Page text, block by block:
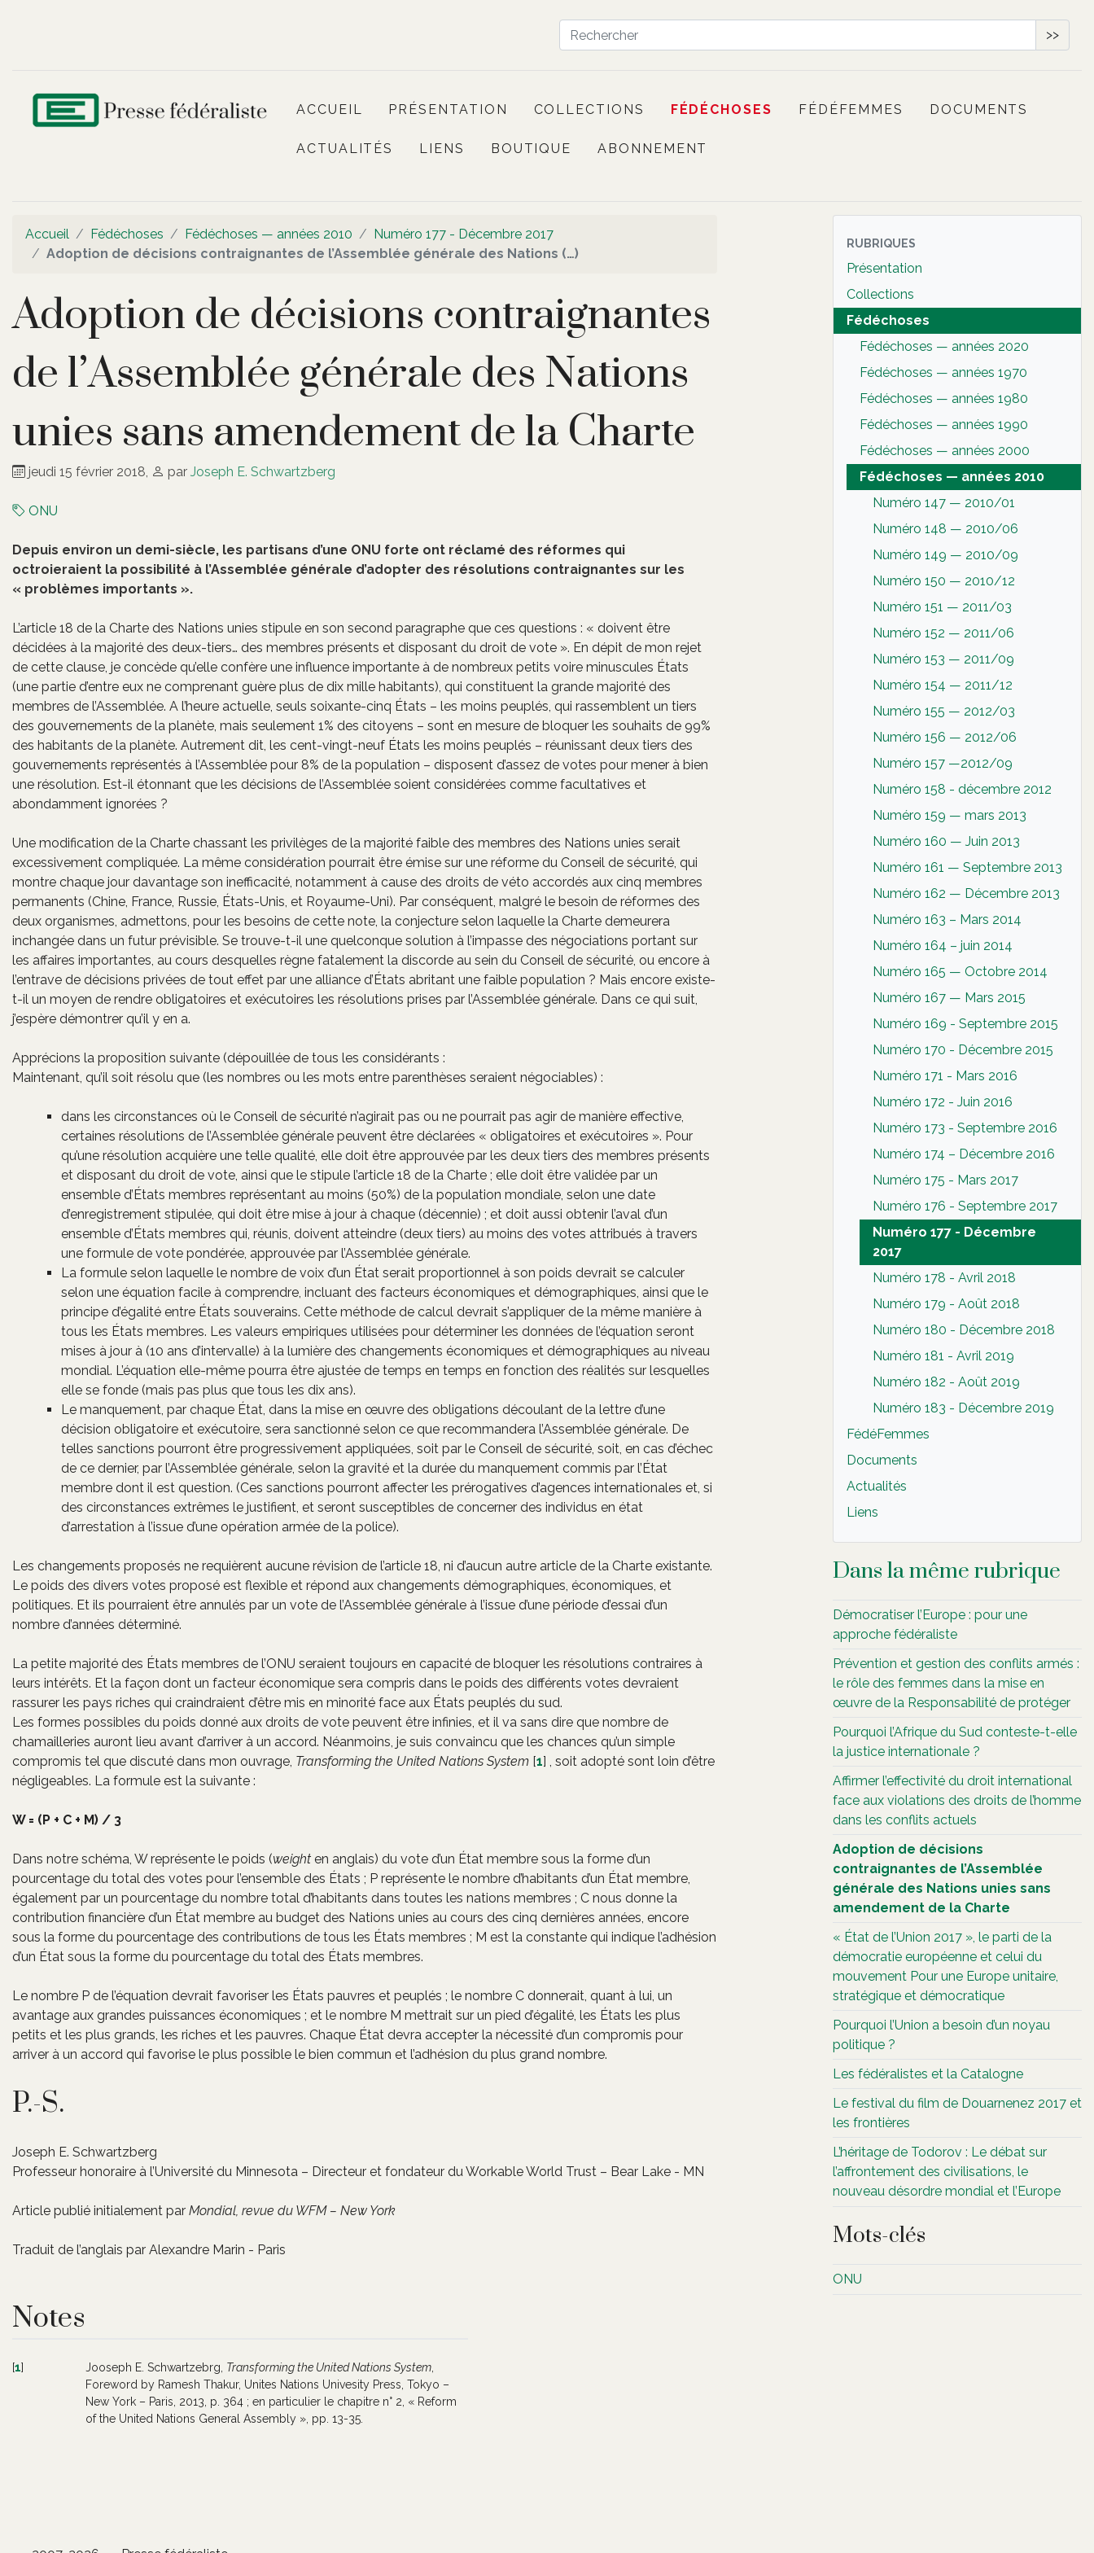
>>
ACCUEIL PRÉSENTATION COLLECTIONS FÉDÉCHOSES FÉDÉFEMMES DOCUMENTS
ACTUALITÉS LIENS BOUTIQUE ABONNEMENT
Accueil Fédéchoses Fédéchoses — années 2010
Numéro 177 - Décembre 2017
Adoption de décisions contraignantes de l’Assemblée générale des Nations (…)
Adoption de décisions contraignantes
de l’Assemblée générale des Nations
unies sans amendement de la Charte
jeudi 15 février 2018, par Joseph E. Schwartzberg
ONU
Depuis environ un demi-siècle, les partisans d’une ONU forte ont réclamé des réformes qui
octroieraient la possibilité à l’Assemblée générale d’adopter des résolutions contraignantes sur les
« problèmes importants ».
L’article 18 de la Charte des Nations unies stipule en son second paragraphe que ces questions : « doivent être
décidées à la majorité des deux-tiers… des membres présents et disposant du droit de vote ». En dépit de mon rejet
de cette clause, je concède qu’elle confère une influence importante à de nombreux petits voire minuscules États
(une partie d’entre eux ne comprenant guère plus de dix mille habitants), qui constituent la grande majorité des
membres de l’Assemblée. A l’heure actuelle, seuls soixante-cinq États – les moins peuplés, qui rassemblent un tiers
des gouvernements de la planète, mais seulement 1% des citoyens – sont en mesure de bloquer les souhaits de 99%
des habitants de la planète. Autrement dit, les cent-vingt-neuf États les moins peuplés – réunissant deux tiers des
gouvernements représentés à l’Assemblée pour 8% de la population – disposent d’assez de votes pour mener à bien
une résolution. Est-il étonnant que les décisions de l’Assemblée soient considérées comme facultatives et
abondamment ignorées ?
Une modification de la Charte chassant les privilèges de la majorité faible des membres des Nations unies serait
excessivement compliquée. La même considération pourrait être émise sur une réforme du Conseil de sécurité, qui
montre chaque jour davantage son inefficacité, notamment à cause des droits de véto accordés aux cinq membres
permanents (Chine, France, Russie, États-Unis, et Royaume-Uni). Par conséquent, malgré le besoin de réformes des
deux organismes, admettons, pour les besoins de cette note, la conjecture selon laquelle la Charte demeurera
inchangée dans un futur prévisible. Se trouve-t-il une quelconque solution à l’impasse des négociations portant sur
les affaires importantes, au cours desquelles règne fatalement la discorde au sein du Conseil de sécurité, ou encore à
l’entrave de décisions privées de tout effet par une alliance d’États abritant une faible population ? Mais encore existe-
t-il un moyen de rendre obligatoires et exécutoires les résolutions prises par l’Assemblée générale. Dans ce qui suit,
j’espère démontrer qu’il y en a.
Apprécions la proposition suivante (dépouillée de tous les considérants :
Maintenant, qu’il soit résolu que (les nombres ou les mots entre parenthèses seraient négociables) :
dans les circonstances où le Conseil de sécurité n’agirait pas ou ne pourrait pas agir de manière effective,
certaines résolutions de l’Assemblée générale peuvent être déclarées « obligatoires et exécutoires ». Pour
qu’une résolution acquière une telle qualité, elle doit être approuvée par les deux tiers des membres présents
et disposant du droit de vote, ainsi que le stipule l’article 18 de la Charte ; elle doit être validée par un
ensemble d’États membres représentant au moins (50%) de la population mondiale, selon une date
d’enregistrement stipulée, qui doit être mise à jour à chaque (décennie) ; et doit aussi obtenir l’aval d’un
ensemble d’États membres qui, réunis, doivent atteindre (deux tiers) au moins des votes attribués à travers
une formule de vote pondérée, approuvée par l’Assemblée générale.
La formule selon laquelle le nombre de voix d’un État serait proportionnel à son poids devrait se calculer
selon une équation facile à comprendre, incluant des facteurs économiques et démographiques, ainsi que le
principe d’égalité entre États souverains. Cette méthode de calcul devrait s’appliquer de la même manière à
tous les États membres. Les valeurs empiriques utilisées pour déterminer les données de l’équation seront
mises à jour à (10 ans d’intervalle) à la lumière des changements économiques et démographiques au niveau
mondial. L’équation elle-même pourra être ajustée de temps en temps en fonction des réalités sur lesquelles
elle se fonde (mais pas plus que tous les dix ans).
Le manquement, par chaque État, dans la mise en œuvre des obligations découlant de la lettre d’une
décision obligatoire et exécutoire, sera sanctionné selon ce que recommandera l’Assemblée générale. De
telles sanctions pourront être progressivement appliquées, soit par le Conseil de sécurité, soit, en cas d’échec
de ce dernier, par l’Assemblée générale, selon la gravité et la durée du manquement commis par l’État
membre dont il est question. (Ces sanctions pourront affecter les prérogatives d’agences internationales et, si
des circonstances extrêmes le justifient, et seront susceptibles de concerner des individus en état
d’arrestation à l’issue d’une opération armée de la police).
Les changements proposés ne requièrent aucune révision de l’article 18, ni d’aucun autre article de la Charte existante.
Le poids des divers votes proposé est flexible et répond aux changements démographiques, économiques, et
politiques. Et ils pourraient être annulés par un vote de l’Assemblée générale à l’issue d’une période d’essai d’un
nombre d’années déterminé.
La petite majorité des États membres de l’ONU seraient toujours en capacité de bloquer les résolutions contraires à
leurs intérêts. Et la façon dont un facteur économique sera compris dans le poids des différents votes devraient
rassurer les pays riches qui craindraient d’être mis en minorité face aux États peuplés du sud.
Les formes possibles du poids donné aux droits de vote peuvent être infinies, et il va sans dire que nombre de
chamailleries auront lieu avant d’arriver à un accord. Néanmoins, je suis convaincu que les chances qu’un simple
compromis tel que discuté dans mon ouvrage, Transforming the United Nations System [1] , soit adopté sont loin d’être
négligeables. La formule est la suivante :
W = (P + C + M) / 3
Dans notre schéma, W représente le poids (weight en anglais) du vote d’un État membre sous la forme d’un
pourcentage du total des votes pour l’ensemble des États ; P représente le nombre d’habitants d’un État membre,
également par un pourcentage du nombre total d’habitants dans toutes les nations membres ; C nous donne la
contribution financière d’un État membre au budget des Nations unies au cours des cinq dernières années, encore
sous la forme du pourcentage des contributions de tous les États membres ; M est la constante qui indique l’adhésion
d’un État sous la forme du pourcentage du total des États membres.
Le nombre P de l’équation devrait favoriser les États pauvres et peuplés ; le nombre C donnerait, quant à lui, un
avantage aux grandes puissances économiques ; et le nombre M mettrait sur un pied d’égalité, les États les plus
petits et les plus grands, les riches et les pauvres. Chaque État devra accepter la nécessité d’un compromis pour
arriver à un accord qui favorise le plus possible le bien commun et l’adhésion du plus grand nombre.
P.-S.
Joseph E. Schwartzberg
Professeur honoraire à l’Université du Minnesota – Directeur et fondateur du Workable World Trust – Bear Lake - MN
Article publié initialement par Mondial, revue du WFM – New York
Traduit de l’anglais par Alexandre Marin - Paris
Notes
[1] Jooseph E. Schwartzebrg, Transforming the United Nations System
Foreword by Ramesh Thakur, Unites Nations Univesity Press, Tokyo –
New York – Paris, 2013, p. 364 ; en particulier le chapitre n° 2, « Reform
of the United Nations General Assembly », pp. 13-35.
RUBRIQUES
Présentation
Collections
Fédéchoses
Fédéchoses — années 2020
Fédéchoses — années 1970
Fédéchoses — années 1980
Fédéchoses — années 1990
Fédéchoses — années 2000
Fédéchoses — années 2010
Numéro 147 — 2010/01
Numéro 148 — 2010/06
Numéro 149 — 2010/09
Numéro 150 — 2010/12
Numéro 151 — 2011/03
Numéro 152 — 2011/06
Numéro 153 — 2011/09
Numéro 154 — 2011/12
Numéro 155 — 2012/03
Numéro 156 — 2012/06
Numéro 157 —2012/09
Numéro 158 - décembre 2012
Numéro 159 — mars 2013
Numéro 160 — Juin 2013
Numéro 161 — Septembre 2013
Numéro 162 — Décembre 2013
Numéro 163 – Mars 2014
Numéro 164 – juin 2014
Numéro 165 — Octobre 2014
Numéro 167 — Mars 2015
Numéro 169 - Septembre 2015
Numéro 170 - Décembre 2015
Numéro 171 - Mars 2016
Numéro 172 - Juin 2016
Numéro 173 - Septembre 2016
Numéro 174 – Décembre 2016
Numéro 175 - Mars 2017
Numéro 176 - Septembre 2017
Numéro 177 - Décembre
2017
Numéro 178 - Avril 2018
Numéro 179 - Août 2018
Numéro 180 - Décembre 2018
Numéro 181 - Avril 2019
Numéro 182 - Août 2019
Numéro 183 - Décembre 2019
FédéFemmes
Documents
Actualités
Liens
Dans la même rubrique
Démocratiser l’Europe : pour une
approche fédéraliste
Prévention et gestion des conflits armés :
le rôle des femmes dans la mise en
œuvre de la Responsabilité de protéger
Pourquoi l’Afrique du Sud conteste-t-elle
la justice internationale ?
Affirmer l’effectivité du droit international
face aux violations des droits de l’homme
dans les conflits actuels
Adoption de décisions
contraignantes de l’Assemblée
générale des Nations unies sans
amendement de la Charte
« État de l’Union 2017 », le parti de la
démocratie européenne et celui du
mouvement Pour une Europe unitaire,
stratégique et démocratique
Pourquoi l’Union a besoin d’un noyau
politique ?
Les fédéralistes et la Catalogne
Le festival du film de Douarnenez 2017 et
les frontières
L’héritage de Todorov : Le débat sur
l’affrontement des civilisations, le
nouveau désordre mondial et l’Europe
Mots-clés
ONU